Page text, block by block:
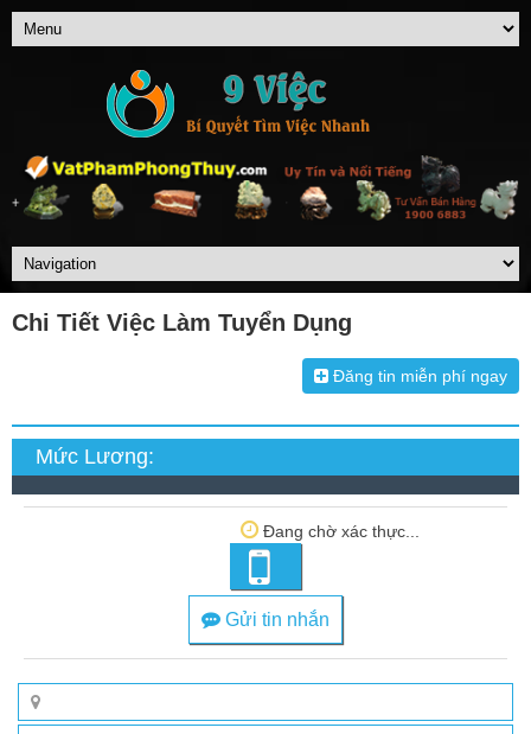
Chi Tiết Việc Làm Tuyển Dụng
Đăng tin miễn phí ngay
Mức Lương:
Đang chờ xác thực...
Gửi tin nhắn